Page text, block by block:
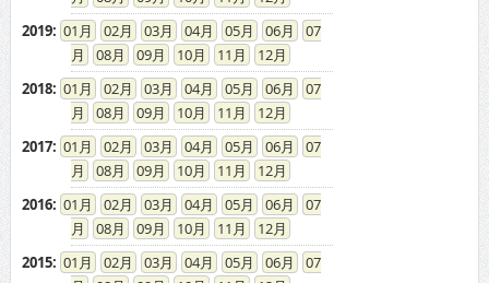
01 02 03 04 05 06
07
08
09 10 11
12
01 02 03 04 05 06
07
08
09 10 11
12
01 02 03 04 05 06
07
08
09 10 11
12
01 02 03 04 05 06
07
08
09 10 11
12
01 02 03 04 05 06
07
08
09 10 11
12